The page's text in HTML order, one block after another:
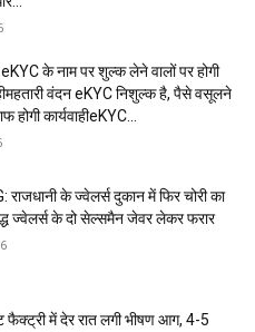
eKYC के नाम पर शुल्क लेने वालों पर होगी
वंदन eKYC निशुल्क है, पैसे वसूलने
होगी कार्यवाहीeKYC...
राजधानी के ज्वेलर्स दुकान में फिर चोरी का
ज्वेलर्स के दो सेल्समैन जेवर लेकर फरार
फैक्ट्री में देर रात लगी भीषण आग, 4-5